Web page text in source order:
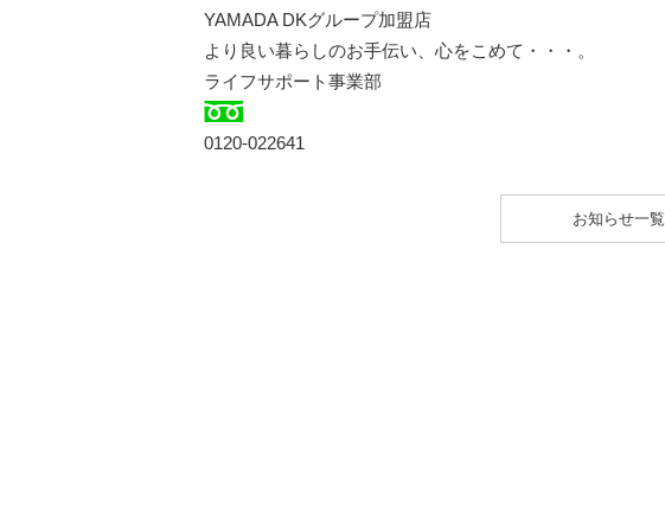
YAMADA DKグループ加盟店
より良い暮らしのお手伝い、心をこめて・・・。
ライフサポート事業部
0120-022641
お知らせ一覧